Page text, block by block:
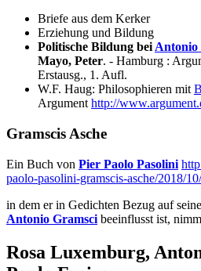
Briefe aus dem Kerker
Erziehung und Bildung
Politische Bildung bei Antonio
Mayo, Peter. - Hamburg :
Erstausg., 1. Aufl.
W.F. Haug: Philosophieren mit
Argument http://
Gramscis Asche
Ein Buch von Pier Paolo Pasolini
paolo-pasolini-gramscis-asche/2018/10/
in dem er in Gedichten Bezug auf
Antonio Gramsci beeinflusst ist,
Rosa Luxemburg,